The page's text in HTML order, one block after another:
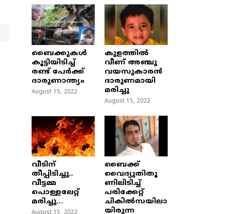
ബൈക്കുകൾ
കൂട്ടിയിടിച്ച്
രണ്ട് പേർക്ക്
ദാരുണാന്ത്യം
August 15, 2022
കുളത്തില്‍
വീണ് അഞ്ചു
വയസുകാരന്‍
ദാരുണമായി
മരിച്ചു
August 15, 2022
വീടിന്
തീപ്പിടിച്ചു..
വീട്ടമ്മ
പൊള്ളലേറ്റ്
മരിച്ചു…
ബൈക്ക്
വൈദ്യുതിതൂ
ണിലിടിച്ച്‌
പരിക്കേറ്റ്
ചികില്‍സയിലാ
യിരുന്ന